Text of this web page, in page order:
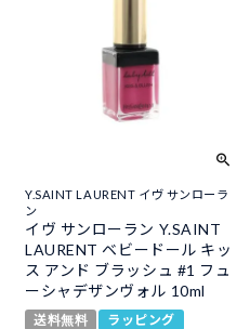
Y.SAINT LAURENT イヴ サンローラ
ン
イヴ サンローラン Y.SAINT
LAURENT ベビードール キッ
ス アンド ブラッシュ #1 フュ
ーシャデザンヴォル 10ml
送料無料 ラッピング